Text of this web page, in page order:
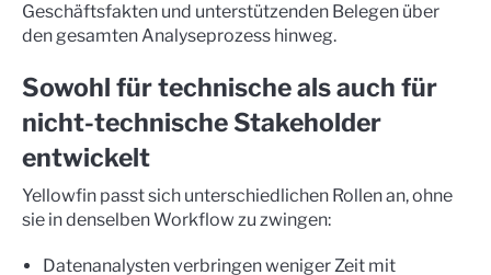
Geschäftsfakten und unterstützenden Belegen über
den gesamten Analyseprozess hinweg.
Sowohl für technische als auch für
nicht-technische Stakeholder
entwickelt
Yellowfin passt sich unterschiedlichen Rollen an, ohne
sie in denselben Workflow zu zwingen:
Datenanalysten verbringen weniger Zeit mit